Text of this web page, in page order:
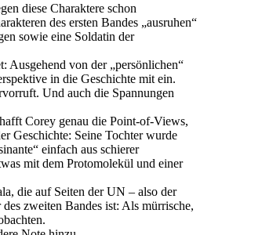
diese Charaktere schon
des ersten Bandes „ausruhen“
sowie eine Soldatin der
Ausgehend von der „persönlichen“
in die Geschichte mit ein.
Und auch die Spannungen
Corey genau die Point-of-Views,
Geschichte: Seine Tochter wurde
einfach aus schierer
mit dem Protomolekül und einer
die auf Seiten der UN – also der
zweiten Bandes ist: Als mürrische,